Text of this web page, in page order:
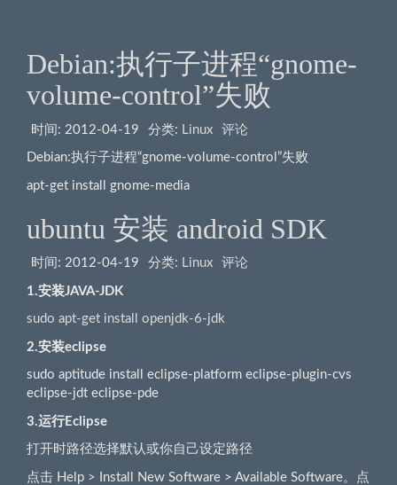
Debian:执行子进程“gnome-
volume-control”失败
时间: 2012-04-19 分类: Linux 评论
Debian:执行子进程“gnome-volume-control”失败
apt-get install gnome-media
ubuntu 安装 android SDK
时间: 2012-04-19 分类: Linux 评论
1.安装JAVA-JDK
sudo apt-get install openjdk-6-jdk
2.安装eclipse
sudo aptitude install eclipse-platform eclipse-plugin-cvs
eclipse-jdt eclipse-pde
3.运行Eclipse
打开时路径选择默认或你自己设定路径
点击 Help > Install New Software > Available Software。点